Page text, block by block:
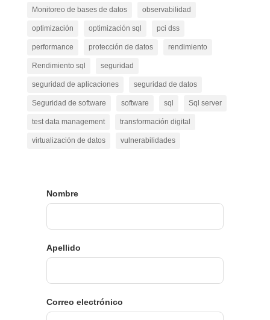
Monitoreo de bases de datos observabilidad
optimización optimización sql pci dss
performance protección de datos rendimiento
Rendimiento sql seguridad
seguridad de aplicaciones seguridad de datos
Seguridad de software software sql Sql server
test data management transformación digital
virtualización de datos vulnerabilidades